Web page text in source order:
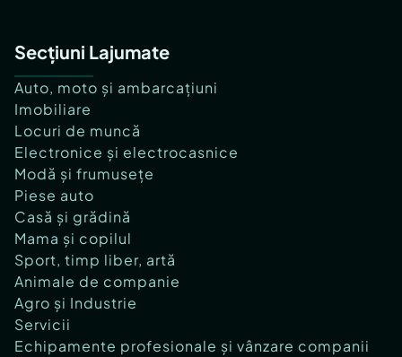
Secțiuni Lajumate
Auto, moto și ambarcațiuni
Imobiliare
Locuri de muncă
Electronice și electrocasnice
Modă și frumusețe
Piese auto
Casă și grădină
Mama și copilul
Sport, timp liber, artă
Animale de companie
Agro și Industrie
Servicii
Echipamente profesionale și vânzare companii